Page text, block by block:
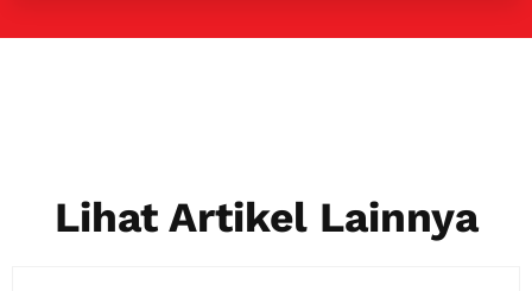
Lihat Artikel Lainnya